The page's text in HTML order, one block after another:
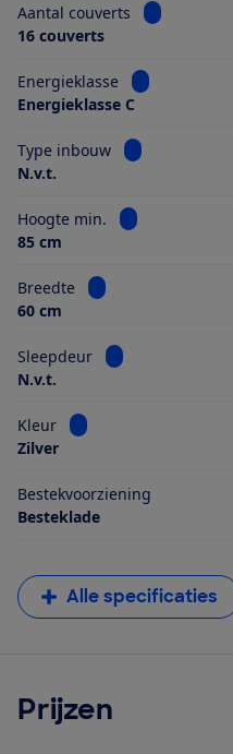
Aantal couverts
Bekijk
16 couverts
Energieklasse
Bekijk
Energieklasse C
Type inbouw
Bekijk
N.v.t.
Hoogte min.
Bekijk
85 cm
Breedte
Bekijk informatie
60 cm
Sleepdeur
Bekijk informatie
N.v.t.
Kleur
Bekijk informatie voor
Zilver
Bestekvoorziening
Besteklade
Alle specificaties
Prijzen